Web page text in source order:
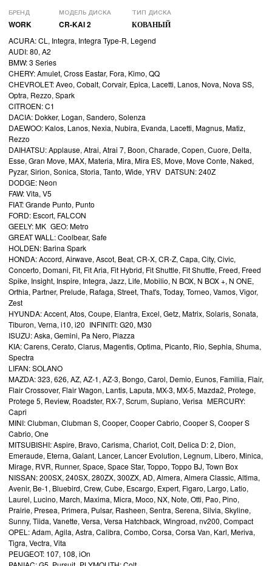
БРЕНД
WORK
МОДЕЛЬ ДИСКА
CR-KAI 2
ТИП ДИСКА
КОВАНЫЙ
ACURA: CL, Integra, Integra Type-R, Legend
AUDI: 80, A2
BMW: 3 Series
CHERY: Amulet, Cross Eastar, Fora, Kimo, QQ
CHEVROLET: Aveo, Cobalt, Corvair, Epica, Lacetti, Lanos, Nova, Nova SS,
Optra, Rezzo, Spark
CITROEN: C1
DACIA: Dokker, Logan, Sandero, Solenza
DAEWOO: Kalos, Lanos, Nexia, Nubira, Evanda, Lacetti, Magnus, Matiz,
Rezzo
DAIHATSU: Applause, Atrai, Atrai 7, Boon, Charade, Copen, Cuore, Delta,
Esse, Gran Move, MAX, Materia, Mira, Mira ES, Move, Move Conte, Naked,
Pyzar, Sirion, Sonica, Storia, Tanto, Wide, YRV DATSUN: 240Z
DODGE: Neon
FAW: Vita, V5
FIAT: Grande Punto, Punto
FORD: Escort, FALCON
GEELY: MK GEO: Metro
GREAT WALL: Coolbear, Safe
HOLDEN: Barina Spark
HONDA: Accord, Airwave, Ascot, Beat, CR-X, CR-Z, Capa, City, Civic,
Concerto, Domani, Fit, Fit Aria, Fit Hybrid, Fit Shuttle, Fit Shuttle, Freed, Freed
Spike, Insight, Inspire, Integra, Jazz, Life, Mobilio, N BOX, N BOX +, N ONE,
Orthia, Partner, Prelude, Rafaga, Street, That's, Today, Torneo, Vamos, Vigor,
Zest
HYUNDA: Accent, Atos, Coupe, Elantra, Excel, Getz, Matrix, Solaris, Sonata,
Tiburon, Verna, i10, i20 INFINITI: G20, M30
ISUZU: Aska, Gemini, Pa Nero, Piazza
KIA: Carens, Cerato, Clarus, Magentis, Optima, Picanto, Rio, Sephia, Shuma,
Spectra
LIFAN: SOLANO
MAZDA: 323, 626, AZ, AZ-1, AZ-3, Bongo, Carol, Demio, Eunos, Familia, Flair,
Flair Crossover, Flair Wagon, Lantis, Laputa, MX-3, MX-5, Mazda2, Protege,
Protege 5, Review, Roadster, RX-7, Scrum, Supiano, Verisa MERCURY:
Capri
MINI: Clubman, Clubman S, Cooper, Cooper Cabrio, Cooper S, Cooper S
Cabrio, One
MITSUBISHI: Aspire, Bravo, Carisma, Chariot, Colt, Delica D: 2, Dion,
Emeraude, Eterna, Galant, Lancer, Lancer Evolution, Legnum, Libero, Minica,
Mirage, RVR, Runner, Space, Space Star, Toppo, Toppo BJ, Town Box
NISSAN: 200SX, 240SX, 280ZX, 300ZX, AD, Almera, Almera Classic, Altima,
Avenir, Be-1, Bluebird, Crew, Cube, Escargo, Expert, Figaro, Largo, Latio,
Laurel, Lucino, March, Maxima, Micra, Moco, NX, Note, Otti, Pao, Pino,
Prairie, Presea, Primera, Pulsar, Rasheen, Sentra, Serena, Silvia, Skyline,
Sunny, Tiida, Vanette, Versa, Versa Hatchback, Wingroad, nv200, Compact
OPEL: Adam, Agila, Astra, Calibra, Combo, Corsa, Corsa Van, Karl, Meriva,
Tigra, Vectra, Vita
PEUGEOT: 107, 108, iOn